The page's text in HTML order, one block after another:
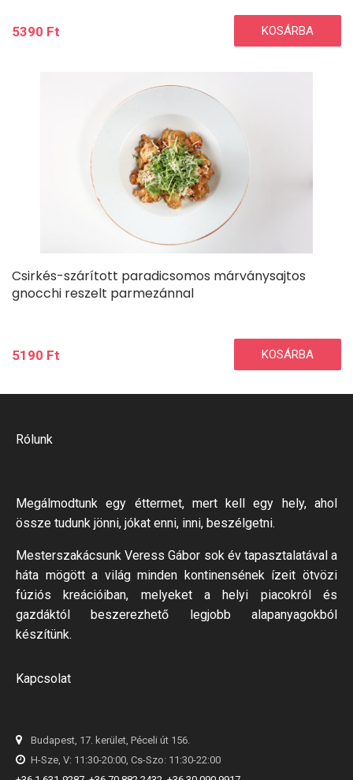
5390 Ft KOSÁRBA
Csirkés-szárított paradicsomos márványsajtos
gnocchi reszelt parmezánnal
5190 Ft KOSÁRBA
Rólunk
Megálmodtunk egy éttermet, mert kell egy hely, ahol
össze tudunk jönni, jókat enni, inni, beszélgetni.
Mesterszakácsunk Veress Gábor sok év tapasztalatával a
háta mögött a világ minden kontinensének ízeit ötvözi
fúziós kreációiban, melyeket a helyi piacokról és
gazdáktól beszerezhető legjobb alapanyagokból
készítünk.
Kapcsolat
Budapest, 17. kerület, Péceli út 156.
H-Sze, V: 11:30-20:00, Cs-Szo: 11:30-22:00